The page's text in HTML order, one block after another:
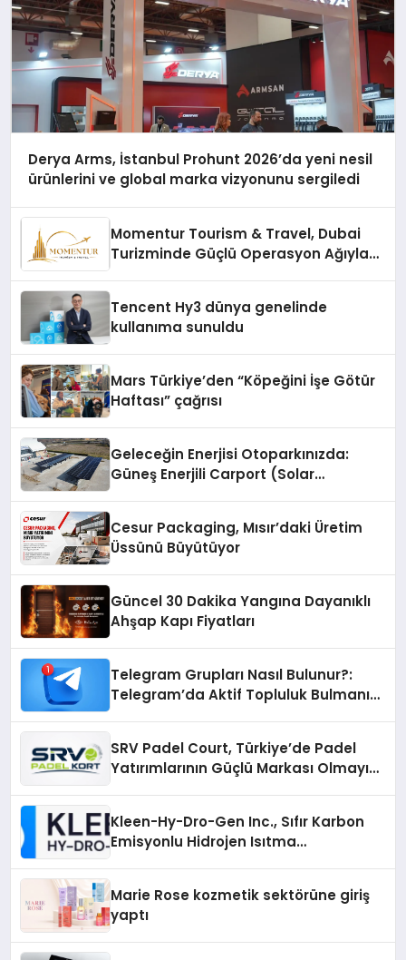
Derya Arms, İstanbul Prohunt 2026’da yeni nesil
ürünlerini ve global marka vizyonunu sergiledi
Momentur Tourism & Travel, Dubai
Turizminde Güçlü Operasyon Ağıyla
Tencent Hy3 dünya genelinde
kullanıma sunuldu
Mars Türkiye’den “Köpeğini İşe Götür
Haftası” çağrısı
Geleceğin Enerjisi Otoparkınızda:
Güneş Enerjili Carport (Solar
Cesur Packaging, Mısır’daki Üretim
Üssünü Büyütüyor
Güncel 30 Dakika Yangına Dayanıklı
Ahşap Kapı Fiyatları
Telegram Grupları Nasıl Bulunur?:
Telegram’da Aktif Topluluk Bulmanın
SRV Padel Court, Türkiye’de Padel
Yatırımlarının Güçlü Markası Olmayı
Kleen-Hy-Dro-Gen Inc., Sıfır Karbon
Emisyonlu Hidrojen Isıtma
Marie Rose kozmetik sektörüne giriş
yaptı